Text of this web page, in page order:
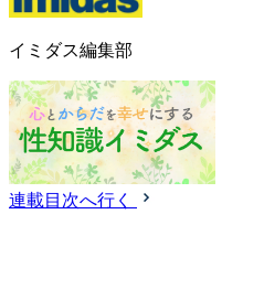
イミダス編集部
連載目次へ行く